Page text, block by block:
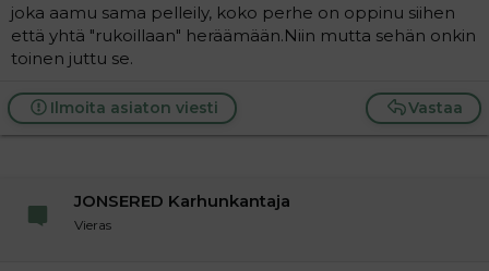
joka aamu sama pelleily, koko perhe on oppinu siihen
että yhtä "rukoillaan" heräämään.Niin mutta sehän onkin
toinen juttu se.
Vastaa
Ilmoita asiaton viesti
JONSERED Karhunkantaja
Vieras